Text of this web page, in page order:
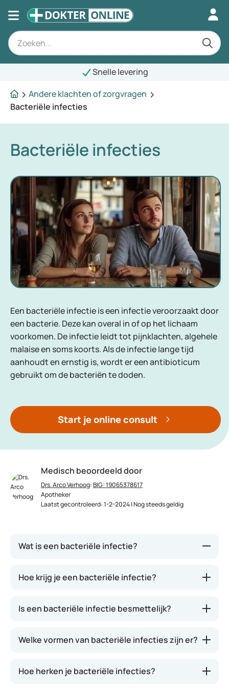
Snelle levering
Andere klachten of zorgvragen
Bacteriële infecties
Bacteriële infecties
Een bacteriële infectie is een infectie veroorzaakt door
een bacterie. Deze kan overal in of op het lichaam
voorkomen. De infectie leidt tot pijnklachten, algehele
malaise en soms koorts. Als de infectie lange tijd
aanhoudt en ernstig is, wordt er een antibioticum
gebruikt om de bacteriën te doden.
Start je online consult
Medisch beoordeeld door
Drs. Arco Verhoog:BIG: 19065378617
Apotheker
Laatst gecontroleerd: 1-2-2024 | Nog steeds geldig
Wat is een bacteriële infectie?
bacteriën die in ons lichaam aanwezig zijn en zich
het blote oog te zien, maar we komen er dagelijks
Dit komt doordat ons immuunsysteem ons
beschermt en doordat deze indringers niet altijd
bacteriën aanwezig die nuttig werk voor ons doen.
Hoe krijg je een bacteriële infectie?
Is een bacteriële infectie besmettelijk?
Welke vormen van bacteriële infecties zijn er?
Hoe herken je bacteriële infecties?